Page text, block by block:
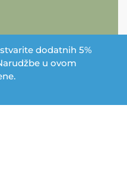
dodatnih 5%
u ovom